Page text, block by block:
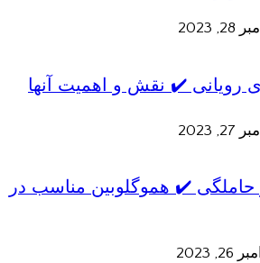
2023
رویانی ✔️ نقش و اهمیت آنها
2023
حاملگی ✔️ هموگلوبین مناسب در
2023